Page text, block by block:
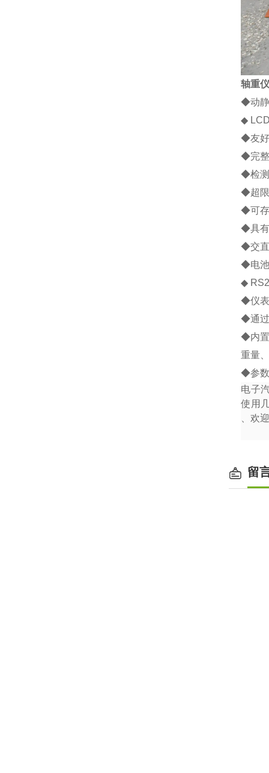
轴重
◆动
◆
◆友
◆完
◆检
◆超
◆可
◆具
◆交
◆电
◆
◆仪
◆通
◆内
重量
◆参
电子
使用
、欢
留